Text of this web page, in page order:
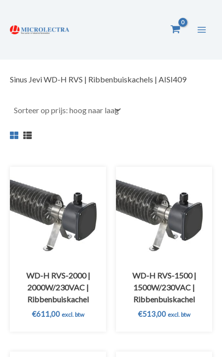
naar
Sinus Jevi WD-H RVS | Ribbenbuiskachels | AISI409
WD-H RVS-2000 |
2000W/230VAC |
Ribbenbuiskachel
€611,00 excl. btw
WD-H RVS-1500 |
1500W/230VAC |
Ribbenbuiskachel
€513,00 excl. btw